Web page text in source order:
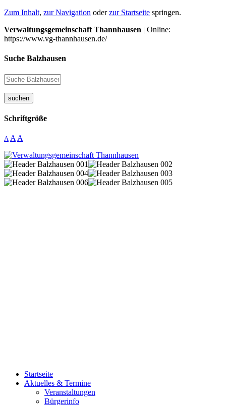
Zum Inhalt, zur Navigation oderzur Startseite springen.
Verwaltungsgemeinschaft Thannhausen | Online:
https://www.vg-thannhausen.de/
Suche Balzhausen
suchen
Schriftgröße
A A A
Startseite
Aktuelles & Termine
Veranstaltungen
Bürgerinfo